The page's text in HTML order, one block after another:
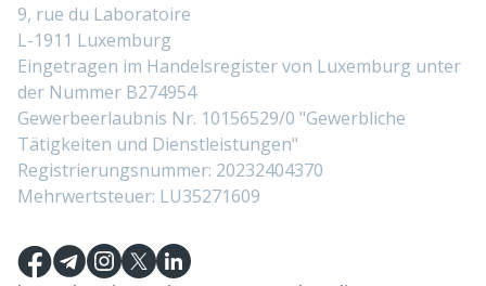
9, rue du Laboratoire
L-1911 Luxemburg
Eingetragen im Handelsregister von Luxemburg unter
der Nummer B274954
Gewerbeerlaubnis Nr. 10156529/0 "Gewerbliche
Tätigkeiten und Dienstleistungen"
Registrierungsnummer: 20232404370
Mehrwertsteuer: LU35271609